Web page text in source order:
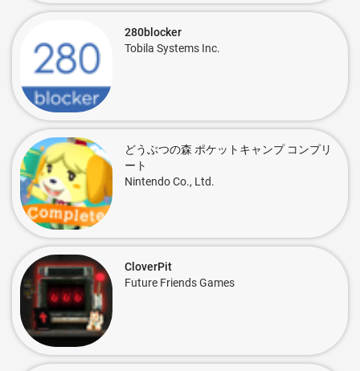
280blocker
Tobila Systems Inc.
どうぶつの森 ポケットキャンプ コンプリ
ート
Nintendo Co., Ltd.
CloverPit
Future Friends Games